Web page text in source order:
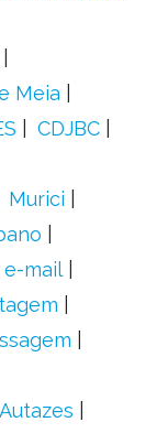
Meia
CDJBC
Murici
e-mail
Autazes